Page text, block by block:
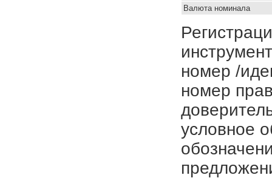
Валюта номинала
номер /
номер
условное